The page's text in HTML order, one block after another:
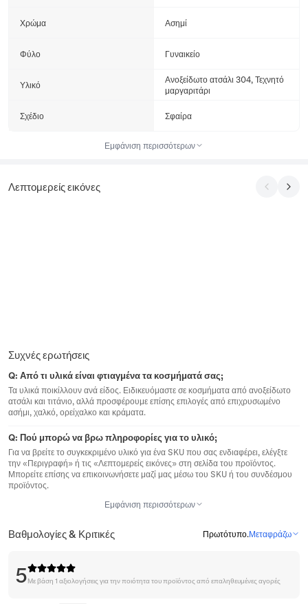
Χρώμα Ασημί
Φύλο Γυναικείο
Υλικό
Ανοξείδωτο ατσάλι 304, Τεχνητό
μαργαριτάρι
Σχέδιο Σφαίρα
Εμφάνιση περισσότερων
Λεπτομερείς εικόνες
Συχνές ερωτήσεις
Q: Από τι υλικά είναι φτιαγμένα τα κοσμήματά σας;
Τα υλικά ποικίλλουν ανά είδος. Ειδικευόμαστε σε κοσμήματα από ανοξείδωτο
ατσάλι και τιτάνιο, αλλά προσφέρουμε επίσης επιλογές από επιχρυσωμένο
ασήμι, χαλκό, ορείχαλκο και κράματα.
Q: Πού μπορώ να βρω πληροφορίες για το υλικό;
Για να βρείτε το συγκεκριμένο υλικό για ένα SKU που σας ενδιαφέρει, ελέγξτε
την «Περιγραφή» ή τις «Λεπτομερείς εικόνες» στη σελίδα του προϊόντος.
Μπορείτε επίσης να επικοινωνήσετε μαζί μας μέσω του SKU ή του συνδέσμου
προϊόντος.
Εμφάνιση περισσότερων
Βαθμολογίες & Κριτικές Πρωτότυπο.Μεταφράζω
5Με βάση 1 αξιολογήσεις για την ποιότητα του προϊόντος από επαληθευμένες αγορές